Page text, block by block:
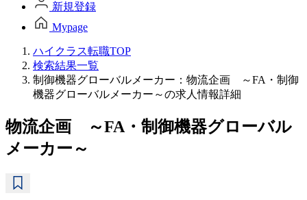
新規登録
Mypage
ハイクラス転職TOP
検索結果一覧
制御機器グローバルメーカー：物流企画 ～FA・制御
機器グローバルメーカー～の求人情報詳細
物流企画 ～FA・制御機器グローバル
メーカー～